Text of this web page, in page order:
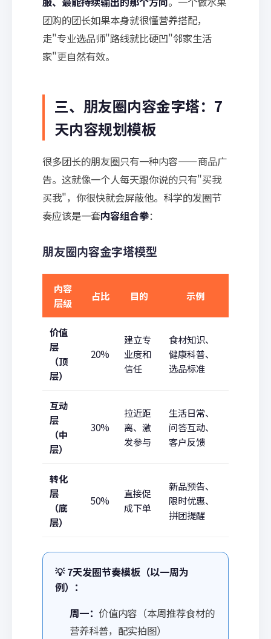
团购的团长如果本身就很懂营养搭配，
走"专业选品师"路线就比硬凹"邻家生活
家"更自然有效。
三、朋友圈内容金字塔：7
天内容规划模板
很多团长的朋友圈只有一种内容——商品广
告。这就像一个人每天跟你说的只有"买我
买我"，你很快就会屏蔽他。科学的发圈节
奏应该是一套内容组合拳：
朋友圈内容金字塔模型
内容
层级
占比 目的 示例
价值
层
（顶
层）
20%
建立专
业度和
信任
食材知识、
健康科普、
选品标准
互动
层
（中
层）
30%
拉近距
离、激
发参与
生活日常、
问答互动、
客户反馈
转化
层
（底
层）
50%
直接促
成下单
新品预告、
限时优惠、
拼团提醒
💡 7天发圈节奏模板（以一周为
例）：
周一： 价值内容（本周推荐食材的
营养科普，配实拍图）